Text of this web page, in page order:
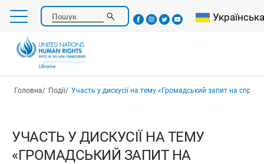
Перейти
основного
Пошук Select your
Українська
Рядок навіґації
Головна Події Участь у дискусії на тему «Громадський запит на справедливість – як встановити
УЧАСТЬ У ДИСКУСІЇ НА ТЕМУ
«ГРОМАДСЬКИЙ ЗАПИТ НА